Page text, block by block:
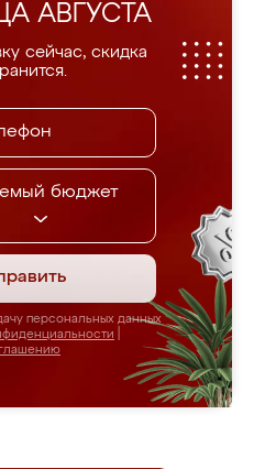
АВГУСТА
сейчас, скидка
бюджет
персональных данных